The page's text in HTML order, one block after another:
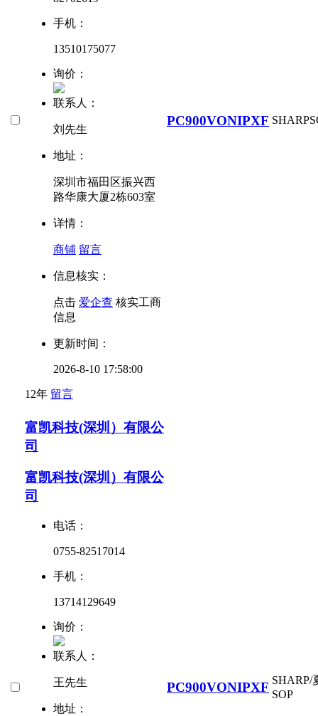
手机：
13510175077
询价：
联系人：
刘先生
地址：
深圳市福田区振兴西
路华康大厦2栋603室
详情：
商铺 留言
信息核实：
点击 爱企查 核实工商
信息
更新时间：
2026-8-10 17:58:00
12年 留言
PC900VONIPXF SHARP
富凯科技(深圳）有限公
司
富凯科技(深圳）有限公
司
电话：
0755-82517014
手机：
13714129649
询价：
联系人：
王先生
地址：
PC900VONIPXF SHARP/
SOP